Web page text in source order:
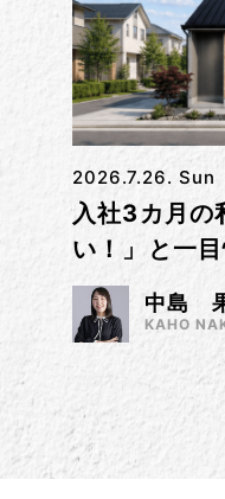
2026.7.26. Sun
入社3カ月の
い！」と一
中島
KAHO